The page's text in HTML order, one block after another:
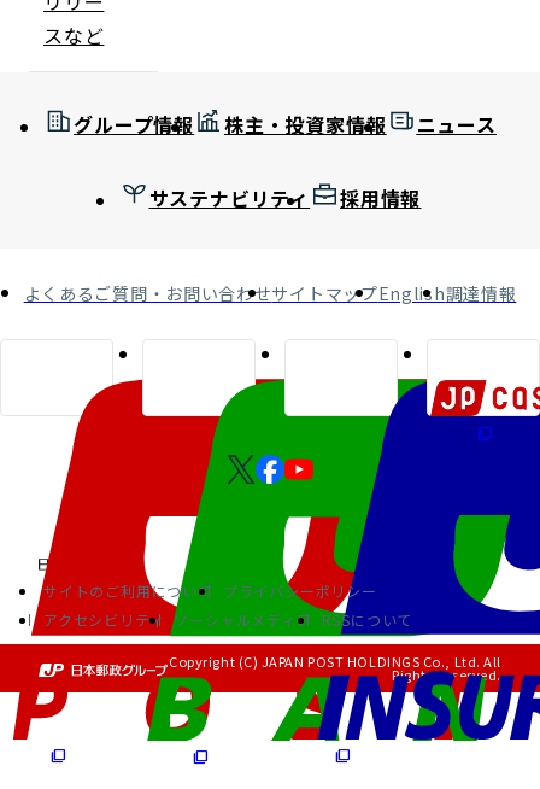
スなど
グループ情報 株主・投資家情報 ニュース
サステナビリティ 採用情報
よくあるご質問・お問い合わせサイトマップEnglish調達情報
サイトのご利用について
プライバシーポリシー
アクセシビリティ
ソーシャルメディア RSSについて
Copyright (C) JAPAN POST HOLDINGS Co., Ltd. All
Rights Reserved.